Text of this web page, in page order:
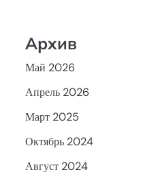
Архив
Май 2026
Апрель 2026
Март 2025
Октябрь 2024
Август 2024